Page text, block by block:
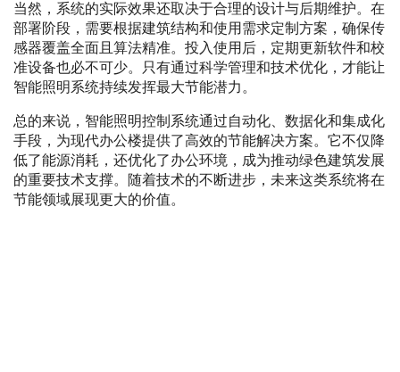
当然，系统的实际效果还取决于合理的设计与后期维护。在
部署阶段，需要根据建筑结构和使用需求定制方案，确保传
感器覆盖全面且算法精准。投入使用后，定期更新软件和校
准设备也必不可少。只有通过科学管理和技术优化，才能让
智能照明系统持续发挥最大节能潜力。
总的来说，智能照明控制系统通过自动化、数据化和集成化
手段，为现代办公楼提供了高效的节能解决方案。它不仅降
低了能源消耗，还优化了办公环境，成为推动绿色建筑发展
的重要技术支撑。随着技术的不断进步，未来这类系统将在
节能领域展现更大的价值。